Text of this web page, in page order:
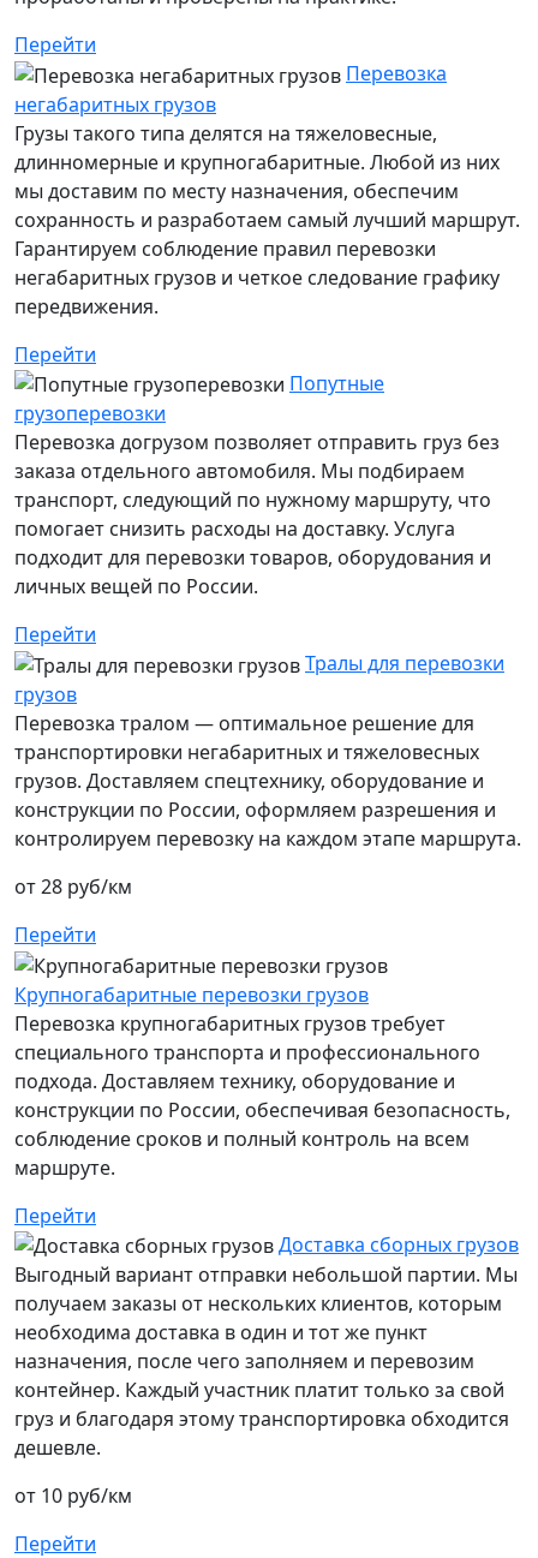
Перейти
Перевозка
негабаритных грузов
Грузы такого типа делятся на тяжеловесные,
длинномерные и крупногабаритные. Любой из них
мы доставим по месту назначения, обеспечим
сохранность и разработаем самый лучший маршрут.
Гарантируем соблюдение правил перевозки
негабаритных грузов и четкое следование графику
передвижения.
Перейти
Попутные
грузоперевозки
Перевозка догрузом позволяет отправить груз без
заказа отдельного автомобиля. Мы подбираем
транспорт, следующий по нужному маршруту, что
помогает снизить расходы на доставку. Услуга
подходит для перевозки товаров, оборудования и
личных вещей по России.
Перейти
Тралы для перевозки
грузов
Перевозка тралом — оптимальное решение для
транспортировки негабаритных и тяжеловесных
грузов. Доставляем спецтехнику, оборудование и
конструкции по России, оформляем разрешения и
контролируем перевозку на каждом этапе маршрута.
от 28 руб/км
Перейти
Крупногабаритные перевозки грузов
Перевозка крупногабаритных грузов требует
специального транспорта и профессионального
подхода. Доставляем технику, оборудование и
конструкции по России, обеспечивая безопасность,
соблюдение сроков и полный контроль на всем
маршруте.
Перейти
Доставка сборных грузов
Выгодный вариант отправки небольшой партии. Мы
получаем заказы от нескольких клиентов, которым
необходима доставка в один и тот же пункт
назначения, после чего заполняем и перевозим
контейнер. Каждый участник платит только за свой
груз и благодаря этому транспортировка обходится
дешевле.
от 10 руб/км
Перейти